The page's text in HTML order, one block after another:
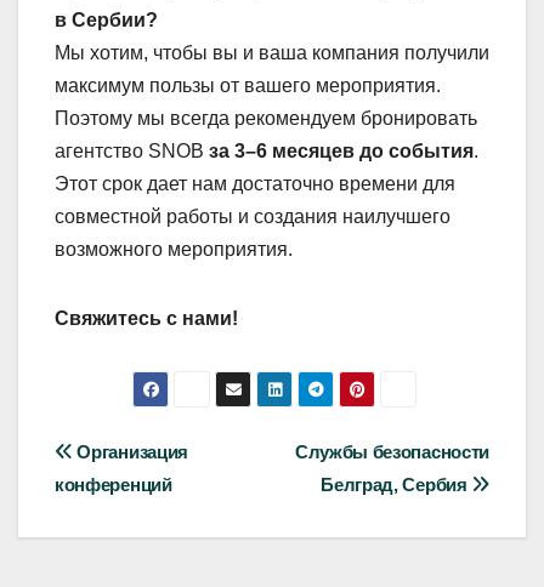
в Сербии?
Мы хотим, чтобы вы и ваша компания получили
максимум пользы от вашего мероприятия.
Поэтому мы всегда рекомендуем бронировать
агентство SNOB за 3–6 месяцев до события.
Этот срок дает нам достаточно времени для
совместной работы и создания наилучшего
возможного мероприятия.
Свяжитесь с нами!
Post
navigation
Службы безопасности
Белград, Сербия
Организация
конференций